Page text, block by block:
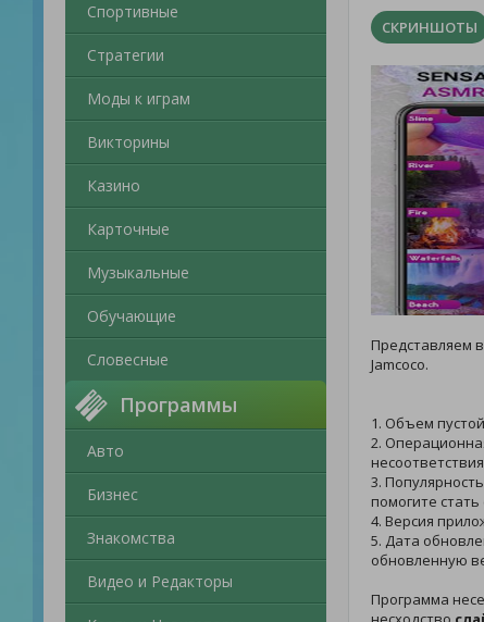
Спортивные
Стратегии
Моды к играм
Викторины
Казино
Карточные
Музыкальные
Обучающие
Словесные
Программы
Авто
Бизнес
Знакомства
Видео и Редакторы
СКРИНШОТЫ
Представляем
Jamcoco.
1. Объем
2.
3.
помогите
4. Версия
5. Дата
обновленную
Программа